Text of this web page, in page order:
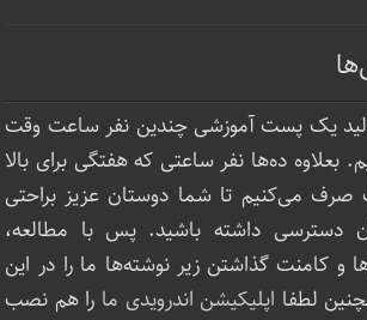
یک پست آموزشی چندین نفر ساعت‌ وقت
ده‌ها نفر ساعتی که هفتگی برای بالا
‌می‌کنیم تا شما دوستان عزیز براحتی
دسترسی داشته باشید. پس با مطالعه،
و کامنت گذاشتن زیر نوشته‌‌ها ما را در این
لطفا اپلیکیشن اندرویدی ما را هم نصب